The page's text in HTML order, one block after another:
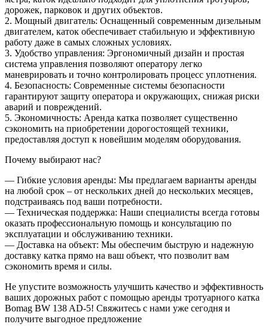
дорожек, парковок и других объектов.
2. Мощный двигатель: Оснащенный современным дизельным
двигателем, каток обеспечивает стабильную и эффективную
работу даже в самых сложных условиях.
3. Удобство управления: Эргономичный дизайн и простая
система управления позволяют оператору легко
маневрировать и точно контролировать процесс уплотнения.
4. Безопасность: Современные системы безопасности
гарантируют защиту оператора и окружающих, снижая риски
аварий и повреждений.
5. Экономичность: Аренда катка позволяет существенно
сэкономить на приобретении дорогостоящей техники,
предоставляя доступ к новейшим моделям оборудования.
Почему выбирают нас?
— Гибкие условия аренды: Мы предлагаем варианты аренды
на любой срок – от нескольких дней до нескольких месяцев,
подстраиваясь под ваши потребности.
— Техническая поддержка: Наши специалисты всегда готовы
оказать профессиональную помощь и консультацию по
эксплуатации и обслуживанию техники.
— Доставка на объект: Мы обеспечим быструю и надежную
доставку катка прямо на ваш объект, что позволит вам
сэкономить время и силы.
Не упустите возможность улучшить качество и эффективность
ваших дорожных работ с помощью аренды тротуарного катка
Bomag BW 138 AD-5! Свяжитесь с нами уже сегодня и
получите выгодное предложение